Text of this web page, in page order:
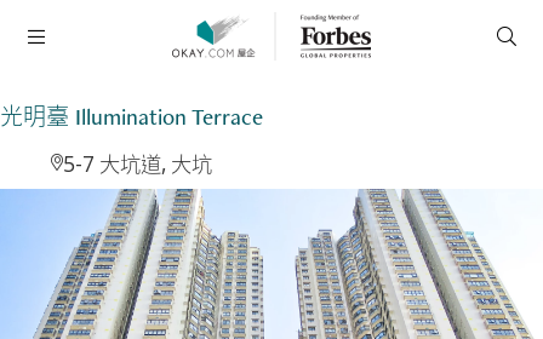
光明臺 Illumination Terrace
5-7 大坑道, 大坑